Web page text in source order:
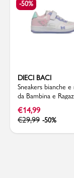
-50%
DIECI BACI
Sneakers bianche e
da Bambina e
dettaglio farfalle
Baci
€14,99
€29,99 -50%